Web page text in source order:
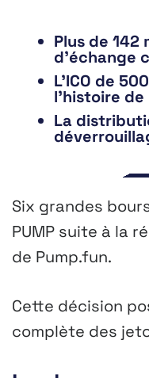
Plus de
d’échange
L’ICO de
l’histoire
La
Six grandes
PUMP suite à la
de Pump.fun.
Cette décision
complète des